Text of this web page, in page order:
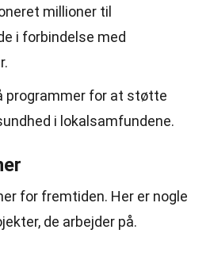
millioner til
i forbindelse med
programmer for at støtte
i lokalsamfundene.
for fremtiden. Her er nogle
de arbejder på.